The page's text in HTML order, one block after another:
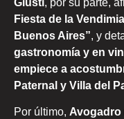
Giusti, por su parte,
Fiesta de la
Buenos Aires”, y
gastronomía y en
empiece a
Paternal y Villa del
Por último, Avogadro